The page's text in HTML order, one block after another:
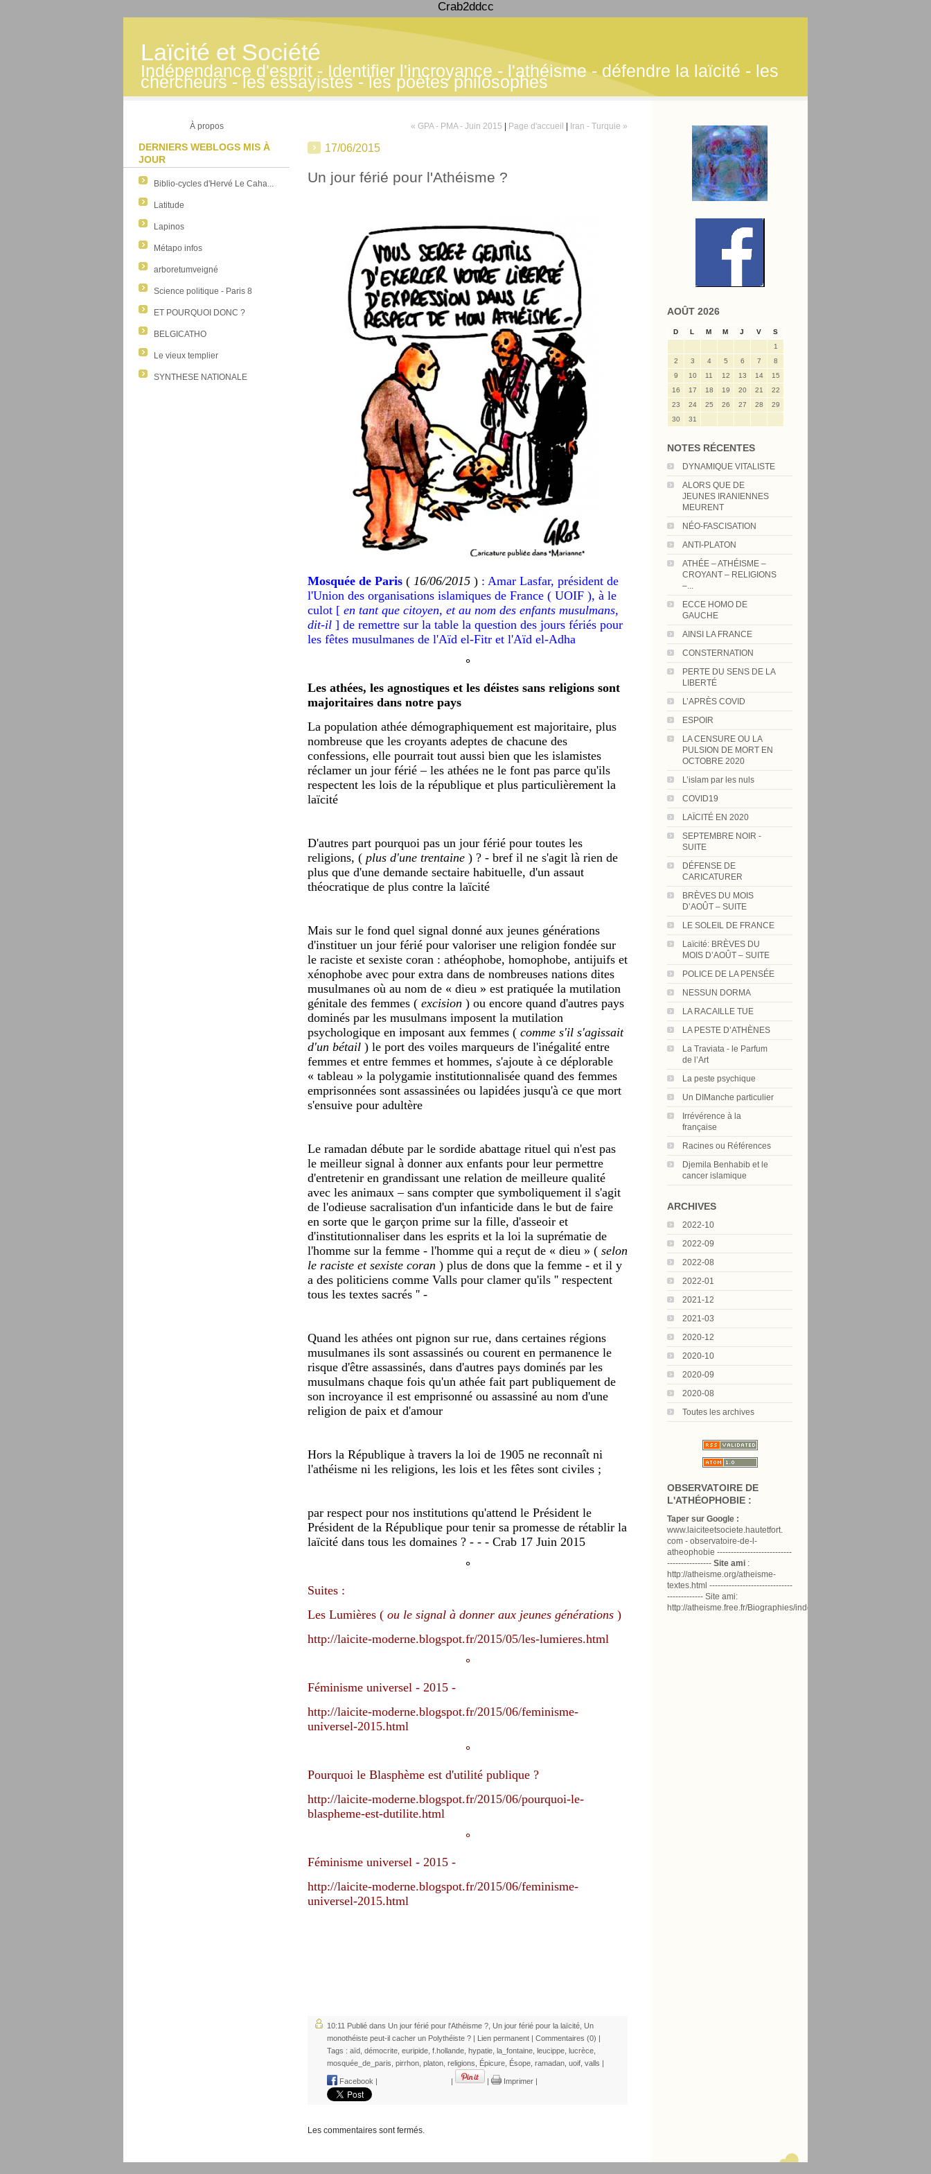
Crab2ddcc
Laïcité et Société
Indépendance d'esprit - Identifier l'incroyance - l'athéisme - défendre la laïcité - les
chercheurs - les essayistes - les poètes philosophes
À propos
DERNIERS WEBLOGS MIS À
JOUR
Biblio-cycles d'Hervé Le Caha...
Latitude
Lapinos
Métapo infos
arboretumveigné
Science politique - Paris 8
ET POURQUOI DONC ?
BELGICATHO
Le vieux templier
SYNTHESE NATIONALE
AOÛT 2026
D L M M J V
S
1
2
3 4 5 6 7
8
9
10 11 12 13 14
15
16
17 18 19 20 21
22
23
24 25 26 27 28
29
30
31
NOTES RÉCENTES
DYNAMIQUE VITALISTE
ALORS QUE DE
JEUNES IRANIENNES
MEURENT
NÉO-FASCISATION
ANTI-PLATON
ATHÉE – ATHÉISME –
CROYANT – RELIGIONS
–...
ECCE HOMO DE
GAUCHE
AINSI LA FRANCE
CONSTERNATION
PERTE DU SENS DE LA
LIBERTÉ
L’APRÈS COVID
ESPOIR
LA CENSURE OU LA
PULSION DE MORT EN
OCTOBRE 2020
L’islam par les nuls
COVID19
LAÏCITÉ EN 2020
SEPTEMBRE NOIR -
SUITE
DÉFENSE DE
CARICATURER
BRÈVES DU MOIS
D’AOÛT – SUITE
LE SOLEIL DE FRANCE
Laïcité: BRÈVES DU
MOIS D’AOÛT – SUITE
POLICE DE LA PENSÉE
NESSUN DORMA
LA RACAILLE TUE
LA PESTE D’ATHÈNES
La Traviata - le Parfum
de l’Art
La peste psychique
Un DIManche particulier
Irrévérence à la
française
Racines ou Références
Djemila Benhabib et le
cancer islamique
ARCHIVES
2022-10
2022-09
2022-08
2022-01
2021-12
2021-03
2020-12
2020-10
2020-09
2020-08
Toutes les archives
OBSERVATOIRE DE
L'ATHÉOPHOBIE :
Taper sur Google :
www.laiciteetsociete.hautetfort.
com - observatoire-de-l-
atheophobie ---------------------------
---------------- Site ami :
http://atheisme.org/atheisme-
textes.html ------------------------------
------------- Site ami:
http://atheisme.free.fr/Biographies/index.html
« GPA - PMA - Juin 2015 Page d'accueil Iran - Turquie »
17/06/2015
Un jour férié pour l'Athéisme ?
Mosquée de Paris ( 16/06/2015 ) : Amar Lasfar, président de
l'Union des organisations islamiques de France ( UOIF ), à le
culot [ en tant que citoyen, et au nom des enfants musulmans,
dit-il ] de remettre sur la table la question des jours fériés pour
les fêtes musulmanes de l'Aïd el-Fitr et l'Aïd el-Adha
°
Les athées, les agnostiques et les déistes sans religions sont
majoritaires dans notre pays
La population athée démographiquement est majoritaire, plus
nombreuse que les croyants adeptes de chacune des
confessions, elle pourrait tout aussi bien que les islamistes
réclamer un jour férié – les athées ne le font pas parce qu'ils
respectent les lois de la république et plus particulièrement la
laïcité
D'autres part pourquoi pas un jour férié pour toutes les
religions, ( plus d'une trentaine ) ? - bref il ne s'agit là rien de
plus que d'une demande sectaire habituelle, d'un assaut
théocratique de plus contre la laïcité
Mais sur le fond quel signal donné aux jeunes générations
d'instituer un jour férié pour valoriser une religion fondée sur
le raciste et sexiste coran : athéophobe, homophobe, antijuifs et
xénophobe avec pour extra dans de nombreuses nations dites
musulmanes où au nom de « dieu » est pratiquée la mutilation
génitale des femmes ( excision ) ou encore quand d'autres pays
dominés par les musulmans imposent la mutilation
psychologique en imposant aux femmes ( comme s'il s'agissait
d'un bétail ) le port des voiles marqueurs de l'inégalité entre
femmes et entre femmes et hommes, s'ajoute à ce déplorable
« tableau » la polygamie institutionnalisée quand des femmes
emprisonnées sont assassinées ou lapidées jusqu'à ce que mort
s'ensuive pour adultère
Le ramadan débute par le sordide abattage rituel qui n'est pas
le meilleur signal à donner aux enfants pour leur permettre
d'entretenir en grandissant une relation de meilleure qualité
avec les animaux – sans compter que symboliquement il s'agit
de l'odieuse sacralisation d'un infanticide dans le but de faire
en sorte que le garçon prime sur la fille, d'asseoir et
d'institutionnaliser dans les esprits et la loi la suprématie de
l'homme sur la femme - l'homme qui a reçut de « dieu » ( selon
le raciste et sexiste coran ) plus de dons que la femme - et il y
a des politiciens comme Valls pour clamer qu'ils '' respectent
tous les textes sacrés '' -
Quand les athées ont pignon sur rue, dans certaines régions
musulmanes ils sont assassinés ou courent en permanence le
risque d'être assassinés, dans d'autres pays dominés par les
musulmans chaque fois qu'un athée fait part publiquement de
son incroyance il est emprisonné ou assassiné au nom d'une
religion de paix et d'amour
Hors la République à travers la loi de 1905 ne reconnaît ni
l'athéisme ni les religions, les lois et les fêtes sont civiles ;
par respect pour nos institutions qu'attend le Président le
Président de la République pour tenir sa promesse de rétablir la
laïcité dans tous les domaines ? - - - Crab 17 Juin 2015
°
Suites :
Les Lumières ( ou le signal à donner aux jeunes générations )
http://laicite-moderne.blogspot.fr/2015/05/les-lumieres.html
°
Féminisme universel - 2015 -
http://laicite-moderne.blogspot.fr/2015/06/feminisme-
universel-2015.html
°
Pourquoi le Blasphème est d'utilité publique ?
http://laicite-moderne.blogspot.fr/2015/06/pourquoi-le-
blaspheme-est-dutilite.html
°
Féminisme universel - 2015 -
http://laicite-moderne.blogspot.fr/2015/06/feminisme-
universel-2015.html
10:11 Publié dans Un jour férié pour l'Athéisme ? Un jour férié pour la laïcité Un
monothéiste peut-il cacher un Polythéiste ? | Lien permanent | Commentaires (0) |
Tags : aïd démocrite euripide f.hollande hypatie la_fontaine leucippe lucrèce
mosquée_de_paris pirrhon platon religions Épicure Ésope ramadan uoif valls |
Facebook | | | Imprimer |
Les commentaires sont fermés.